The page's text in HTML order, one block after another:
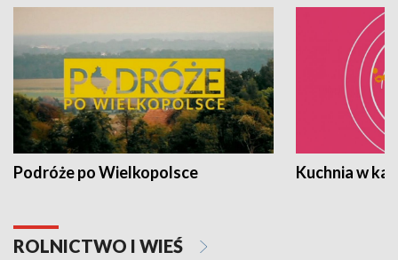
Podróże po Wielkopolsce Kuchnia w
ROLNICTWO I WIEŚ